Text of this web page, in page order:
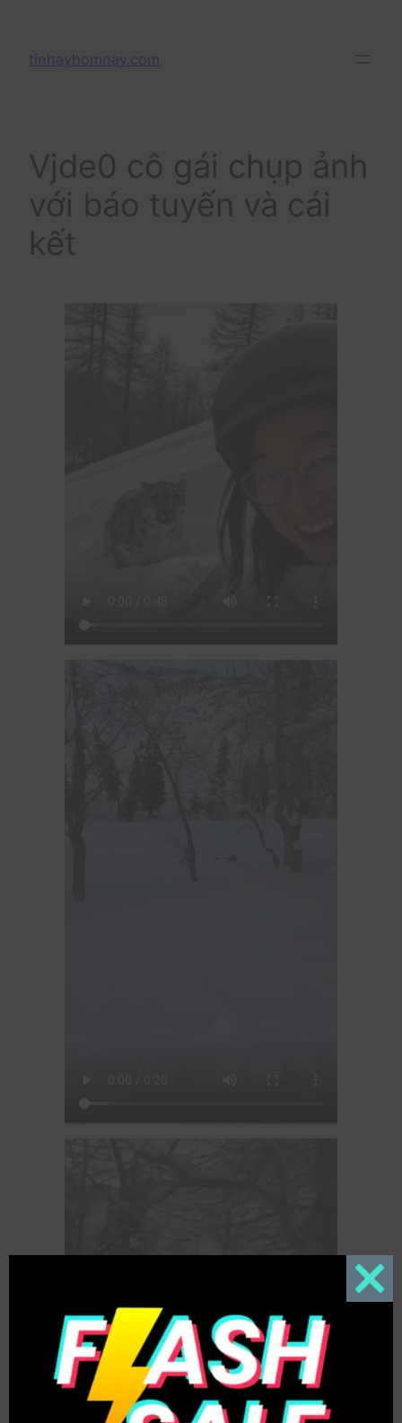
content
tinhayhomnay.com
Vjde0 cô gái chụp ảnh
với báo tuyến và cái
kết
Close